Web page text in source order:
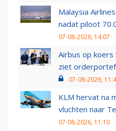
Malaysia
nadat piloot
07-08-2026, 14:07
Airbus op
ziet
07-08-2026,
KLM hervat na
vluchten naar
07-08-2026, 11:10